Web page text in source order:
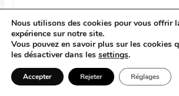
PRÉCÉDENT
Nous utilisons des cookies pour vous offrir
expérience sur notre site.
Vous pouvez en savoir plus sur les cookies
les désactiver dans les settings.
Accepter Rejeter Réglages